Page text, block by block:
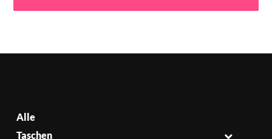
Alle
Taschen